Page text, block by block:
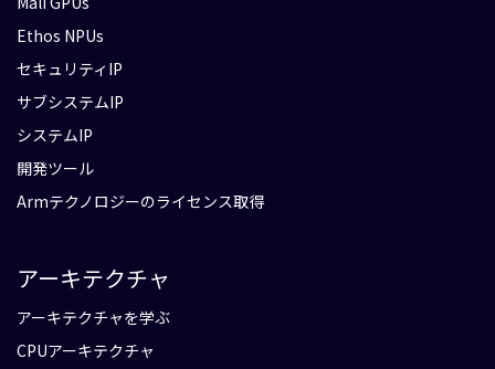
Ethos NPUs
セキュリティIP
サブシステムIP
システムIP
開発ツール
Armテクノロジーのライセンス取得
アーキテクチャ
アーキテクチャを学ぶ
CPUアーキテクチャ